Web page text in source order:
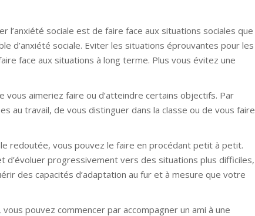
l’anxiété sociale est de faire face aux situations sociales que
d’anxiété sociale. Eviter les situations éprouvantes pour les
face aux situations à long terme. Plus vous évitez une
aimeriez faire ou d’atteindre certains objectifs. Par
au travail, de vous distinguer dans la classe ou de vous faire
redoutée, vous pouvez le faire en procédant petit à petit.
d’évoluer progressivement vers des situations plus difficiles,
des capacités d’adaptation au fur et à mesure que votre
pouvez commencer par accompagner un ami à une